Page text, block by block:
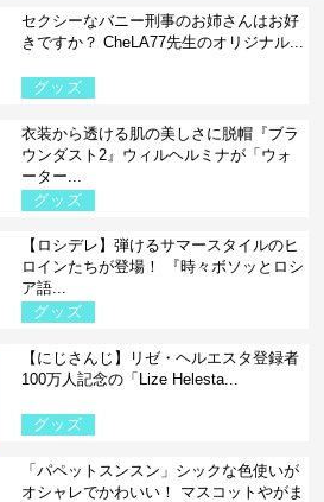
セクシーなバニー刑事のお姉さんはお好
きですか？ CheLA77先生のオリジナル...
グッズ
衣装から透ける肌の美しさに脱帽『ブラ
ウンダスト2』ウィルヘルミナが「ウォ
ーター...
グッズ
【ロシデレ】弾けるサマースタイルのヒ
ロインたちが登場！ 『時々ボソッとロシ
ア語...
グッズ
【にじさんじ】リゼ・ヘルエスタ登録者
100万人記念の「Lize Helesta...
グッズ
「パペットスンスン」シックな色使いが
オシャレでかわいい！ マスコットやがま